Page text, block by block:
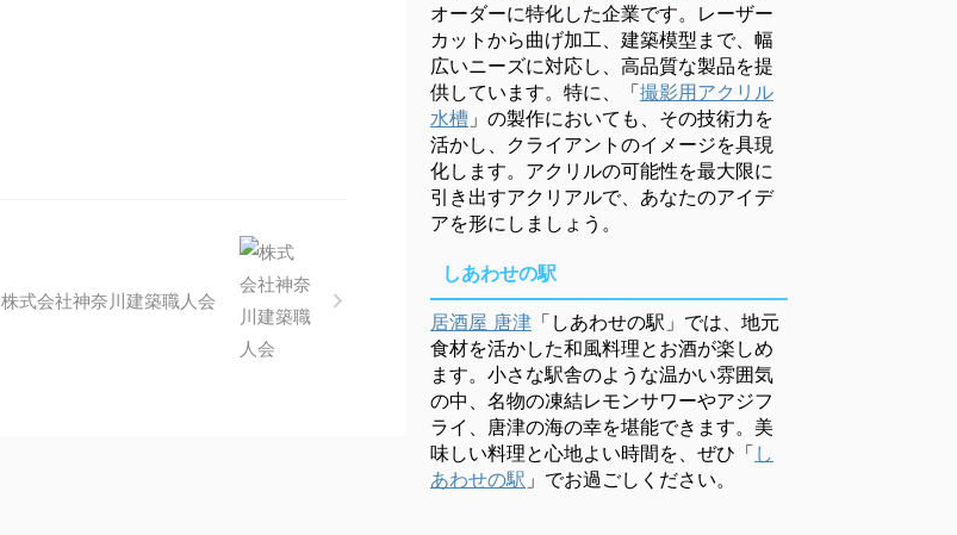
株式会社神奈川建築職人会
オーダーに特化した企業です。レーザー
カットから曲げ加工、建築模型まで、幅
広いニーズに対応し、高品質な製品を提
供しています。特に、「撮影用アクリル
水槽 」の製作においても、その技術力を
活かし、クライアントのイメージを具現
化します。アクリルの可能性を最大限に
引き出すアクリアルで、あなたのアイデ
アを形にしましょう。
しあわせの駅
居酒屋 唐津 「しあわせの駅」では、地元
食材を活かした和風料理とお酒が楽しめ
ます。小さな駅舎のような温かい雰囲気
の中、名物の凍結レモンサワーやアジフ
ライ、唐津の海の幸を堪能できます。美
味しい料理と心地よい時間を、ぜひ「 し
あわせの駅 」でお過ごしください。